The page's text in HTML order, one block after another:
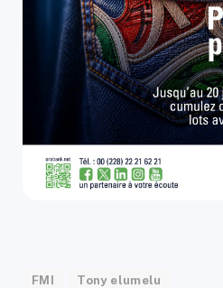
FMI Tony elumelu